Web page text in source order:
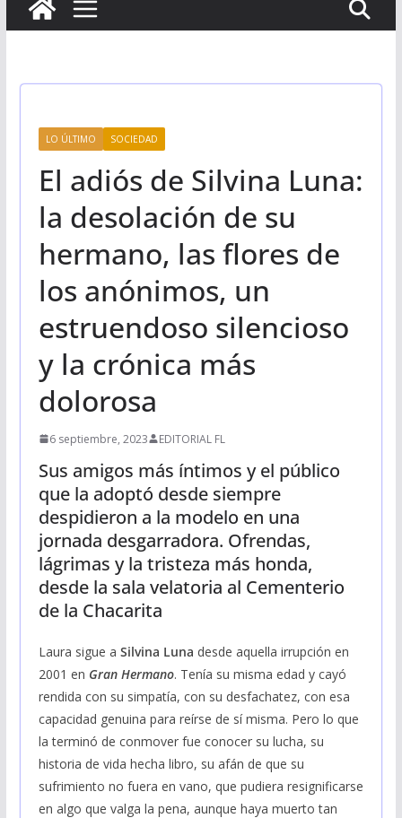
LO ÚLTIMO SOCIEDAD
El adiós de Silvina Luna:
la desolación de su
hermano, las flores de
los anónimos, un
estruendoso silencioso
y la crónica más
dolorosa
6 septiembre, 2023 EDITORIAL FL
Sus amigos más íntimos y el público
que la adoptó desde siempre
despidieron a la modelo en una
jornada desgarradora. Ofrendas,
lágrimas y la tristeza más honda,
desde la sala velatoria al Cementerio
de la Chacarita
Laura sigue a Silvina Luna desde aquella irrupción en
2001 en Gran Hermano. Tenía su misma edad y cayó
rendida con su simpatía, con su desfachatez, con esa
capacidad genuina para reírse de sí misma. Pero lo que
la terminó de conmover fue conocer su lucha, su
historia de vida hecha libro, su afán de que su
sufrimiento no fuera en vano, que pudiera resignificarse
en algo que valga la pena, aunque haya muerto tan